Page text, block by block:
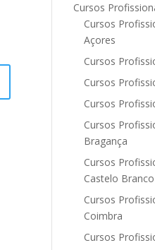
Cursos
Cursos
Açores
Cursos
Cursos
Cursos
Cursos
Bragança
Cursos
Castelo Branco
Cursos
Coimbra
Cursos